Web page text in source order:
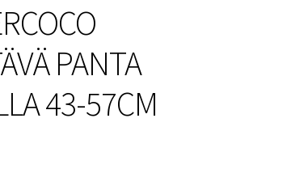
PANTA
43-57CM